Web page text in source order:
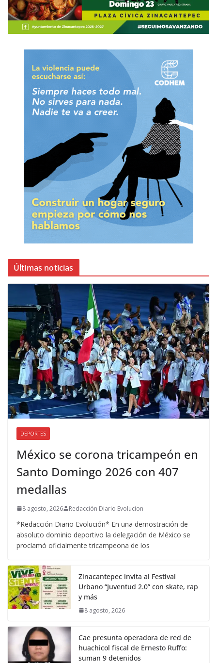
Últimas noticias
DEPORTES
México se corona tricampeón en
Santo Domingo 2026 con 407
medallas
8 agosto, 2026 Redacción Diario Evolucion
*Redacción Diario Evolución* En una demostración de
absoluto dominio deportivo la delegación de México se
proclamó oficialmente tricampeona de los
Zinacantepec invita al Festival
Urbano “Juventud 2.0” con skate, rap
y más
8 agosto, 2026
Cae presunta operadora de red de
huachicol fiscal de Ernesto Ruffo:
suman 9 detenidos